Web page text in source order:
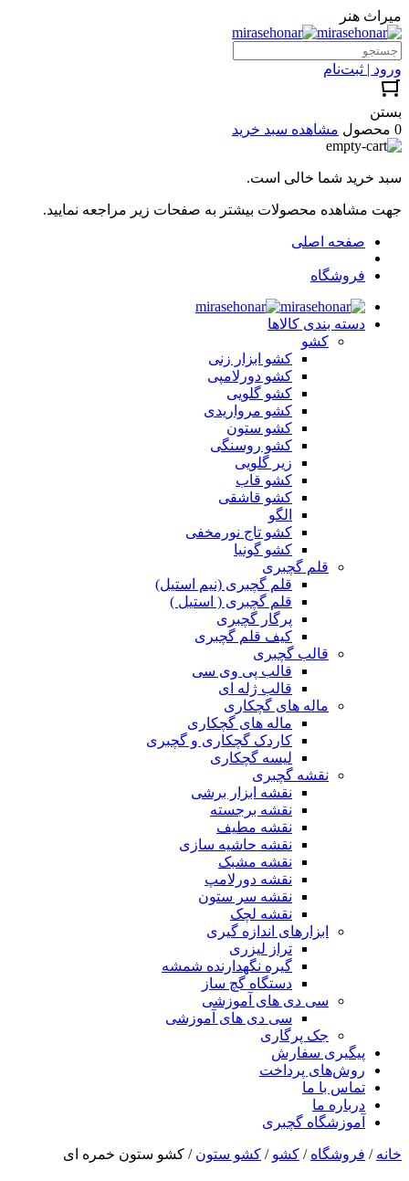
میراث هنر
ورود | ثبت‌نام
بستن
0 محصول
مشاهده سبد خرید
سبد خرید شما خالی است.
جهت مشاهده محصولات بیشتر به صفحات زیر مراجعه نمایید.
صفحه اصلی
فروشگاه
دسته بندی کالاها
کشو
کشو ابزار زنی
کشو دورلامپی
کشو گلویی
کشو مرواریدی
کشو ستون
کشو روسنگی
زیر گلویی
کشو قاب
کشو قاشقی
الگو
کشو تاج نورمخفی
کشو گونیا
قلم گچبری
قلم گچبری (نیم استیل)
قلم گچبری ( استیل )
پرگار گچبری
کیف قلم گچبری
قالب گچبری
قالب پی وی سی
قالب ژله ای
ماله های گچکاری
ماله های گچکاری
کاردک گچکاری و گچبری
لیسه گچکاری
نقشه گچبری
نقشه ابزار برشی
نقشه برجسته
نقشه مطیف
نقشه حاشیه سازی
نقشه مشبک
نقشه دورلامپ
نقشه سر ستون
نقشه لچک
ابزارهای اندازه گیری
تراز لیزری
گیره نگهدارنده شمشه
دستگاه گچ ساز
سی دی های آموزشی
سی دی های آموزشی
جک پرگاری
پیگیری سفارش
روش‌های پرداخت
تماس با ما
درباره ما
آموزشگاه گچبری
خانه / فروشگاه / کشو / کشو ستون / کشو ستون خمره ای